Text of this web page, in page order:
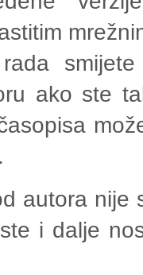
ako ste
autora nije
i dalje